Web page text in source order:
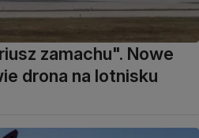
zamachu". Nowe
drona na lotnisku